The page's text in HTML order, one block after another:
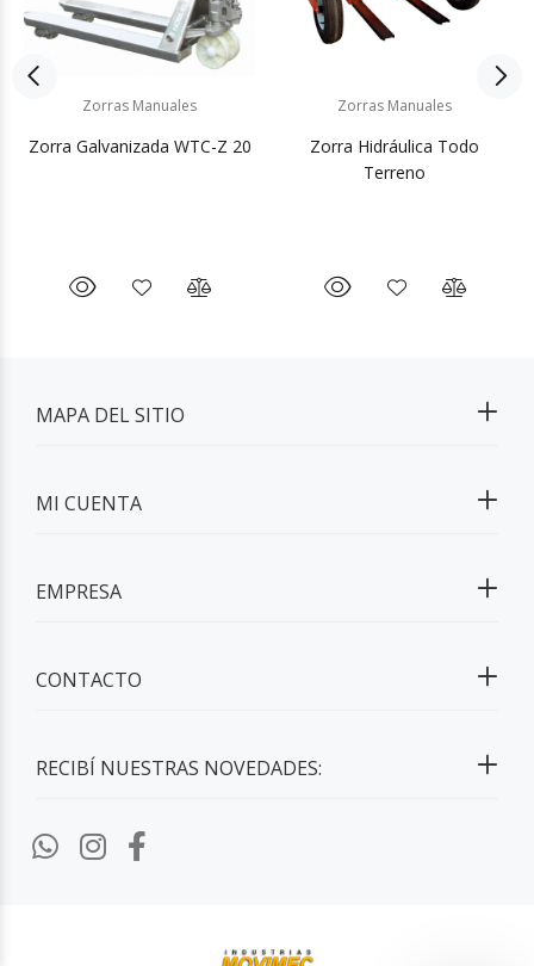
Zorras Manuales
Zorra Galvanizada WTC-Z 20
Zorras Manuales
Zorra Hidráulica Todo
Terreno
RECIBÍ NUESTRAS NOVEDADES:
MAPA DEL SITIO
MI CUENTA
EMPRESA
CONTACTO